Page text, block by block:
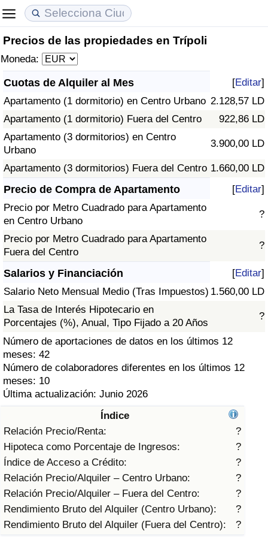
Precios de las propiedades en Trípoli
Moneda:
Cuotas de Alquiler al Mes [Editar]
Apartamento (1 dormitorio) en Centro Urbano 2.128,57 LD
Apartamento (1 dormitorio) Fuera del Centro
922,86 LD
Apartamento (3 dormitorios) en Centro
Urbano
3.900,00 LD
Apartamento (3 dormitorios) Fuera del Centro 1.660,00 LD
Precio de Compra de Apartamento [Editar]
Precio por Metro Cuadrado para Apartamento
en Centro Urbano
?
Precio por Metro Cuadrado para Apartamento
Fuera del Centro
?
Salarios y Financiación [Editar]
Salario Neto Mensual Medio (Tras Impuestos) 1.560,00 LD
La Tasa de Interés Hipotecario en
Porcentajes (%), Anual, Tipo Fijado a 20 Años
?
Número de aportaciones de datos en los últimos 12
meses: 42
Número de colaboradores diferentes en los últimos 12
meses: 10
Última actualización: Junio 2026
Índice
Relación Precio/Renta:
?
Hipoteca como Porcentaje de Ingresos:
?
Índice de Acceso a Crédito:
?
Relación Precio/Alquiler – Centro Urbano:
?
Relación Precio/Alquiler – Fuera del Centro:
?
Rendimiento Bruto del Alquiler (Centro Urbano):
?
Rendimiento Bruto del Alquiler (Fuera del Centro):
?
Coste de vida
Índice de Costo de Vida (Actual)
Índice de Costo de Vida
Índice de costo de vida por país
en aqaba
Precios de las propiedades
Índice de Precios de Inmuebles (Actual)
Índice de Precios de Inmuebles
Índice de Precios de Inmuebles por País
Calidad de Vida
Índice de Calidad de Vida
Índice de Calidad de Vida (Actual)
Índice de calidad de vida por país
Delincuencia
Calificación del Índice de Criminalidad
(Actual)
Índice de Criminalidad
Índice de criminalidad por país
Sanidad
Índice de Sanidad (Actual)
Índice de Sanidad
Índice de Sanidad por País
Contaminación
Índice de Contaminación (Actual)
Índice de contaminación
Índice de Contaminación por País